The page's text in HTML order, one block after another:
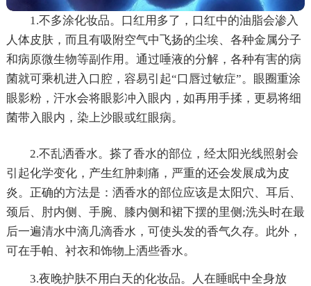
1.不多涂化妆品。口红用多了，口红中的油脂会渗入
人体皮肤，而且有吸附空气中飞扬的尘埃、各种金属分子
和病原微生物等副作用。通过唾液的分解，各种有害的病
菌就可乘机进入口腔，容易引起“口唇过敏症”。眼圈重涂
眼影粉，汗水会将眼影冲入眼内，如再用手揉，更易将细
菌带入眼内，染上沙眼或红眼病。
2.不乱洒香水。搽了香水的部位，经太阳光线照射会
引起化学变化，产生红肿刺痛，严重的还会发展成为皮
炎。正确的方法是：洒香水的部位应该是太阳穴、耳后、
颈后、肘内侧、手腕、膝内侧和裙下摆的里侧;洗头时在最
后一遍清水中滴几滴香水，可使头发的香气久存。此外，
可在手帕、衬衣和饰物上洒些香水。
3.夜晚护肤不用白天的化妆品。人在睡眠中全身放